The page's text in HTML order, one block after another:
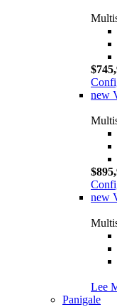
new
new
Lee
Panigale